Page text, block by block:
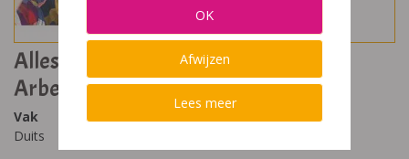
Alles Im Griff 2 Upd@te Lehr- und
Arbeitsbuch
Vak
Duits
OK
Afwijzen
Lees meer